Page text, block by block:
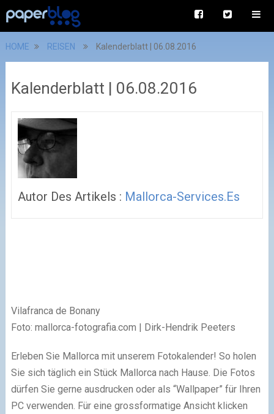
HOME REISEN Kalenderblatt | 06.08.2016
Kalenderblatt | 06.08.2016
Autor Des Artikels : Mallorca-Services.es
Vilafranca de Bonany
Foto: mallorca-fotografia.com | Dirk-Hendrik Peeters
Erleben Sie Mallorca mit unserem Fotokalender! So holen
Sie sich täglich ein Stück Mallorca nach Hause. Die Fotos
dürfen Sie gerne ausdrucken oder als “Wallpaper” für Ihren
PC verwenden. Für eine grossformatige Ansicht klicken